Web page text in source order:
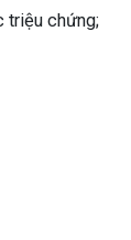
triệu chứng;